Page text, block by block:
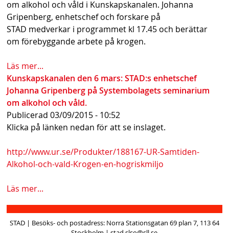
h
b
om alkohol och våld i Kunskapskanalen. Johanna
Gripenberg, enhetschef och forskare på
STAD medverkar i programmet kl 17.45 och berättar
om förebyggande arbete på krogen.
Läs mer...
Kunskapskanalen den 6 mars: STAD:s enhetschef
Johanna Gripenberg på Systembolagets seminarium
om alkohol och våld.
Publicerad03/09/2015 - 10:52
Klicka på länken nedan för att se inslaget.
http://www.ur.se/Produkter/188167-UR-Samtiden-
Alkohol-och-vald-Krogen-en-hogriskmiljo
Läs mer...
STAD | Besöks- och postadress: Norra Stationsgatan 69 plan 7, 113 64